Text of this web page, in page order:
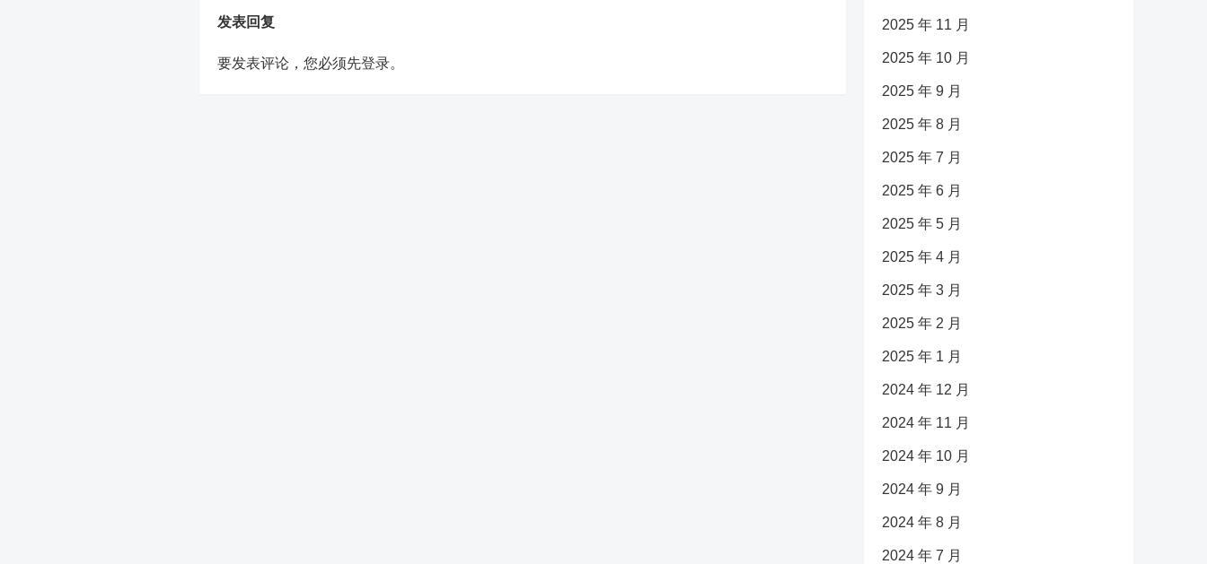
发表回复
要发表评论，您必须先登录。
2025 年 11 月
2025 年 10 月
2025 年 9 月
2025 年 8 月
2025 年 7 月
2025 年 6 月
2025 年 5 月
2025 年 4 月
2025 年 3 月
2025 年 2 月
2025 年 1 月
2024 年 12 月
2024 年 11 月
2024 年 10 月
2024 年 9 月
2024 年 8 月
2024 年 7 月